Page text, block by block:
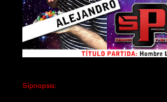
Sípnopsis: